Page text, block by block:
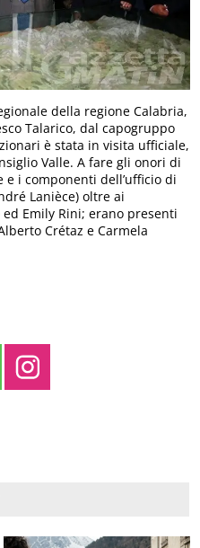
della regione Calabria,
Talarico, dal capogruppo
è stata in visita ufficiale,
Valle. A fare gli onori di
i componenti dell’ufficio di
Lanièce) oltre ai
Emily Rini; erano presenti
Crétaz e Carmela